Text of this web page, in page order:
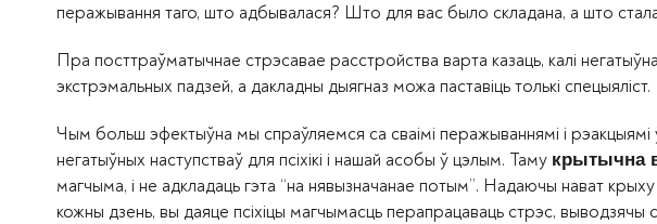
перажывання таго, што адбывалася? Што для вас было складана, а што
Пра посттраўматычнае стрэсавае расстройства варта казаць, калі
экстрэмальных падзей, а дакладны дыягназ можа паставіць толькі спецыяліст.
Чым больш эфектыўна мы спраўляемся са сваімі перажываннямі і
негатыўных наступстваў для псіхікі і нашай асобы ў цэлым. Таму крытычна
магчыма, і не адкладаць гэта “на нявызначанае потым”. Надаючы нават
кожны дзень, вы даяце псіхіцы магчымасць перапрацаваць стрэс, выводзячы